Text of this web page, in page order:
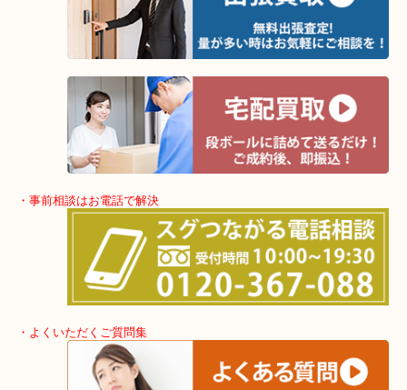
使っていなかったのでしまい込んでいたようです。。。
使っていないから高く売れると思っていたようですが出してみたら
色移りしている状態でビックリされたようでした。
当店では状態が悪くなったブランドも専門の販売ルートがあります
にお買い取りしています！
使わなくなったブランドはお気軽に当店へ！
東北高速鉄道線「栂・美木多駅」「光明池」「泉ヶ丘」
・ご来店が多いエリア
堺市・大阪狭山市・堺市南区
富田林市・堺市東区・和泉市
岸和田市・泉大津市・高石市